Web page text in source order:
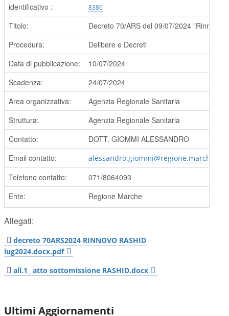
identificativo : 8386
Titolo:
Decreto 70/ARS del 09/07/2024 "Rinnovo
Procedura:
Delibere e Decreti
Data di pubblicazione:
10/07/2024
Scadenza:
24/07/2024
Area organizzativa:
Agenzia Regionale Sanitaria
Struttura:
Agenzia Regionale Sanitaria
Contatto:
DOTT. GIOMMI ALESSANDRO
Email contatto:
alessandro.giommi@regione.marche.it
Telefono contatto:
071/8064093
Ente:
Regione Marche
Allegati:
decreto 70ARS2024 RINNOVO RASHID
lug2024.docx.pdf
all.1_ atto sottomissione RASHID.docx
Ultimi Aggiornamenti